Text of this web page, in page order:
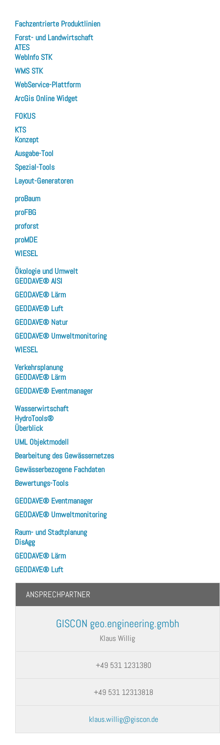
Fachzentrierte Produktlinien
Forst- und Landwirtschaft
ATES
WebInfo STK
WMS STK
WebService-Plattform
ArcGis Online Widget
FOKUS
KTS
Konzept
Ausgabe-Tool
Spezial-Tools
Layout-Generatoren
proBaum
proFBG
proforst
proMDE
WIESEL
Ökologie und Umwelt
GEODAVE® AISI
GEODAVE® Lärm
GEODAVE® Luft
GEODAVE® Natur
GEODAVE® Umweltmonitoring
WIESEL
Verkehrsplanung
GEODAVE® Lärm
GEODAVE® Eventmanager
Wasserwirtschaft
HydroTools®
Überblick
UML Objektmodell
Bearbeitung des Gewässernetzes
Gewässerbezogene Fachdaten
Bewertungs-Tools
GEODAVE® Eventmanager
GEODAVE® Umweltmonitoring
Raum- und Stadtplanung
DisAgg
GEODAVE® Lärm
GEODAVE® Luft
ANSPRECHPARTNER
GISCON geo.engineering.gmbh
Klaus Willig
+49 531 1231380
+49 531 12313818
klaus.willig@giscon.de